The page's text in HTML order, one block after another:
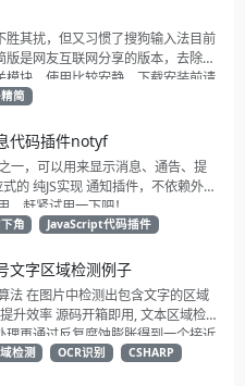
其扰，但又习惯了搜狗输入法目前
是网友互联网分享的版本，去除了
块，使用比较安静，下载安装前请
简
代码插件notyf
一，可以用来显示消息、通告、提
的 纯JS实现 通知插件，不依赖外部
赶紧试用一下吧！
角 JavaScript代码插件
文字区域检测例子
法 在图片中检测出包含文字的区域
升效率 源码开箱即用, 文本区域检测
再通过反复腐蚀膨胀得到一个接近
到了文本所在区域 再根据一系列
别减少不必要的图像识别 以提升
检测 OCR识别
CSHARP